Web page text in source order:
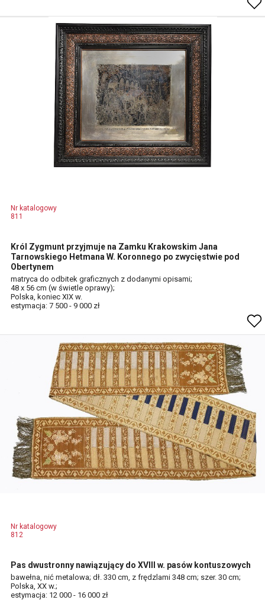
Nr katalogowy
811
Król Zygmunt przyjmuje na Zamku Krakowskim Jana
Tarnowskiego Hetmana W. Koronnego po zwycięstwie pod
Obertynem
matryca do odbitek graficznych z dodanymi opisami;
48 x 56 cm (w świetle oprawy);
Polska, koniec XIX w.
estymacja: 7 500 - 9 000 zł
Nr katalogowy
812
Pas dwustronny nawiązujący do XVIII w. pasów kontuszowych
bawełna, nić metalowa; dł. 330 cm, z frędzlami 348 cm; szer. 30 cm;
Polska, XX w.;
estymacja: 12 000 - 16 000 zł